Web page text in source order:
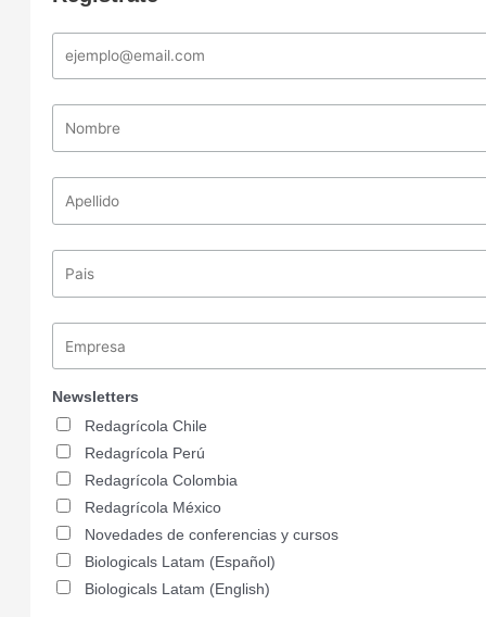
Newsletters
Redagrícola Chile
Redagrícola Perú
Redagrícola Colombia
Redagrícola México
Novedades de conferencias y cursos
Biologicals Latam (Español)
Biologicals Latam (English)